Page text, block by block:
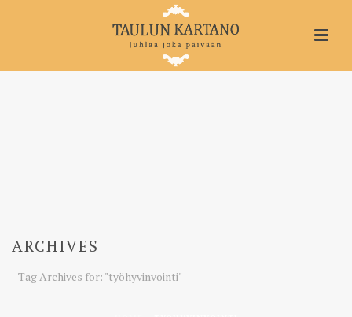
ARCHIVES
Tag Archives for: "työhyvinvointi"